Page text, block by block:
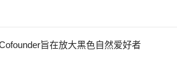
旨在放大黑色自然爱好者